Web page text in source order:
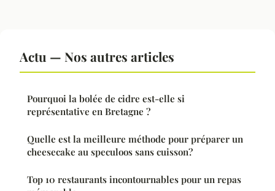
Actu — Nos autres articles
Pourquoi la bolée de cidre est-elle si
représentative en Bretagne ?
Quelle est la meilleure méthode pour préparer un
cheesecake au speculoos sans cuisson?
Top 10 restaurants incontournables pour un repas